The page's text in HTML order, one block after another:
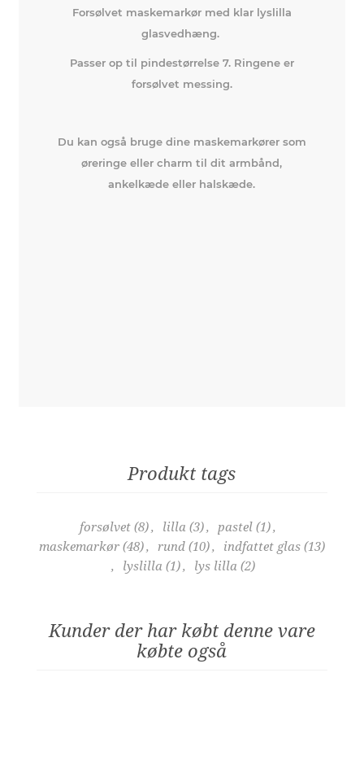
Forsølvet maskemarkør med klar lyslilla
glasvedhæng.
Passer op til pindestørrelse 7. Ringene er
forsølvet messing.
Du kan også bruge dine maskemarkører som
øreringe eller charm til dit armbånd,
ankelkæde eller halskæde.
Produkt tags
forsølvet (8), lilla (3), pastel (1),
maskemarkør (48), rund (10), indfattet glas (13)
,
lyslilla (1), lys lilla (2)
Kunder der har købt denne vare
købte også